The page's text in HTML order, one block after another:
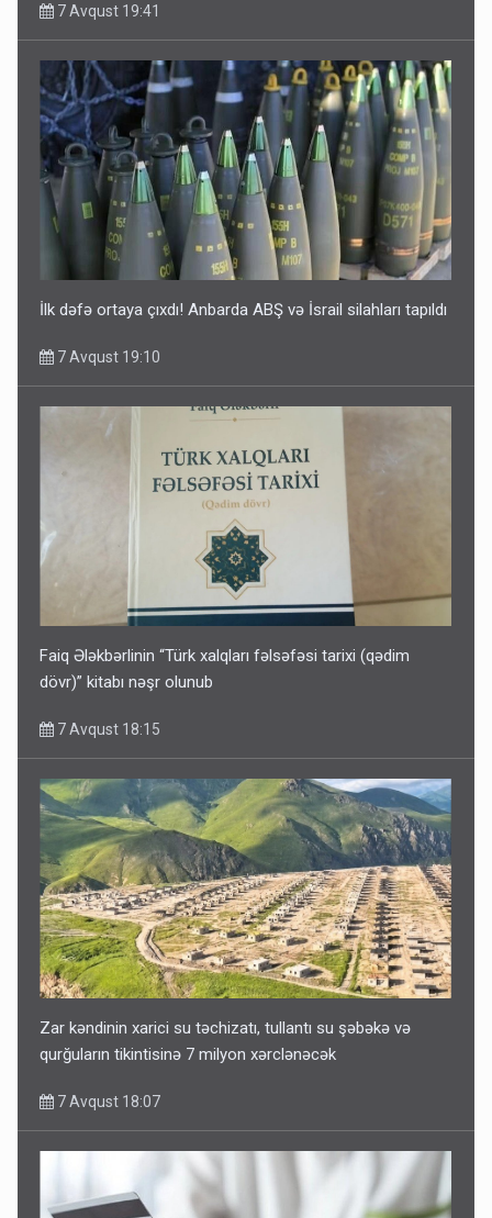
7 Avqust 19:41
İlk dəfə ortaya çıxdı! Anbarda ABŞ və İsrail silahları tapıldı
7 Avqust 19:10
Faiq Ələkbərlinin “Türk xalqları fəlsəfəsi tarixi (qədim
dövr)” kitabı nəşr olunub
7 Avqust 18:15
Zar kəndinin xarici su təchizatı, tullantı su şəbəkə və
qurğuların tikintisinə 7 milyon xərclənəcək
7 Avqust 18:07